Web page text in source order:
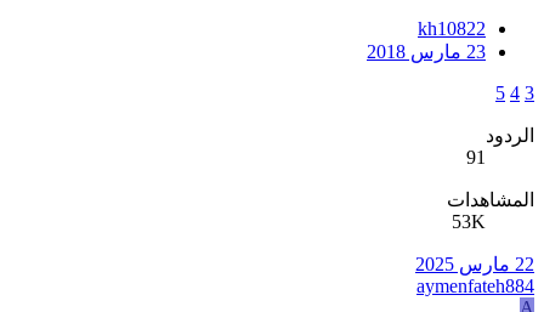
kh10822
23 مارس 2018
3
4
5
الردود
91
المشاهدات
53K
22 مارس 2025
aymenfateh884